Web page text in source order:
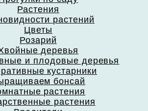
Растения
растений
Цветы
Розарий
деревья
и плодовые деревья
кустарники
бонсай
растения
растения